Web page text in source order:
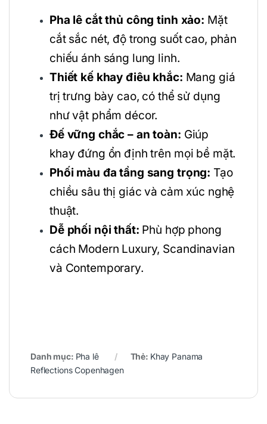
Pha lê cắt thủ công tinh xảo: Mặt
cắt sắc nét, độ trong suốt cao, phản
chiếu ánh sáng lung linh.
Thiết kế khay điêu khắc: Mang giá
trị trưng bày cao, có thể sử dụng
như vật phẩm décor.
Đế vững chắc – an toàn: Giúp
khay đứng ổn định trên mọi bề mặt.
Phối màu đa tầng sang trọng: Tạo
chiều sâu thị giác và cảm xúc nghệ
thuật.
Dễ phối nội thất: Phù hợp phong
cách Modern Luxury, Scandinavian
và Contemporary.
Danh mục: Pha lê Thẻ: Khay Panama
Reflections Copenhagen